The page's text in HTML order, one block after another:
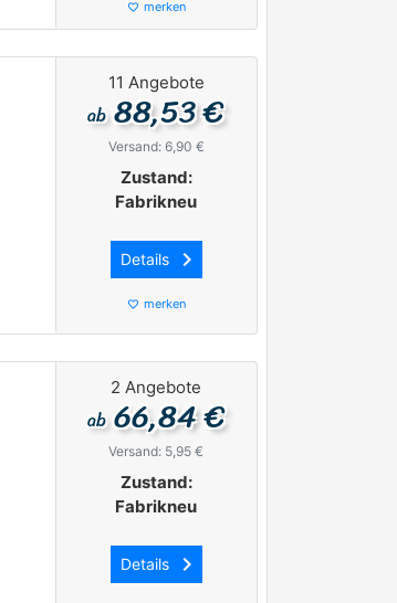
favorite_border merken
11 Angebote
ab88,53 €
Versand: 6,90 €
Zustand:
Fabrikneu
Details keyboard_arrow_right
favorite_border merken
2 Angebote
ab66,84 €
Versand: 5,95 €
Zustand:
Fabrikneu
Details keyboard_arrow_right